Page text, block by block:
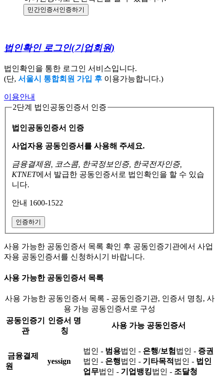
민간인증서 인증하기
법인확인 로그인(기업회원)
법인확인을 통한 로그인 서비스입니다.
(단, 서울시 통합회원 가입 후 이용가능합니다.)
이용안내
2단계 법인공동인증서 인증
법인공동인증서 인증
사업자용 공동인증서를 사용해 주세요.
금융결제원, 코스콤, 한국정보인증, 한국전자인증,
KTNET에서 발급한 공동인증서로 법인확인을 할 수 있습
니다.
안내 1600-1522
인증하기
사용 가능한 공동인증서 목록 확인 후 공동인증기관에서 사업
자용 공동인증서를 신청하시기 바랍니다.
사용 가능한 공동인증서 목록
사용 가능한 공동인증서 목록 - 공동인증기관, 인증서 명칭, 사
용 가능 공동인증서로 구성
공동인증기
관
인증서 명
칭
사용 가능 공동인증서
금융결제
원
yessign
법인 - 범용법인 - 은행/보험 법인 - 증권
법인 - 은행법인 - 기타목적 법인 - 법인
업무법인 - 기업뱅킹법인 - 조달청